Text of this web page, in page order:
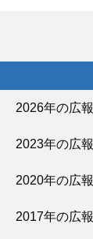
2026年の広報
2023年の広報
2020年の広報
2017年の広報